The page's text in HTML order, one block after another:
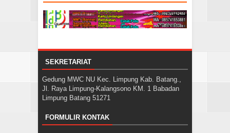
SEKRETARIAT
Gedung MWC NU Kec. Limpung Kab. Batang.,
Jl. Raya Limpung-Kalangsono KM. 1 Babadan
Limpung Batang 51271
FORMULIR KONTAK